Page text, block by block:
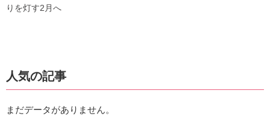
りを灯す2月へ
人気の記事
まだデータがありません。